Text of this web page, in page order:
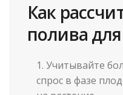
Как
полива
Учитывайте
спрос в фазе